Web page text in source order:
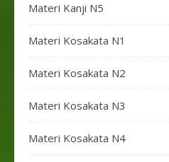
Materi Kanji N5
Materi Kosakata N1
Materi Kosakata N2
Materi Kosakata N3
Materi Kosakata N4